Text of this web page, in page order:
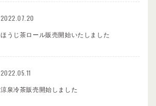
2022.07.20
ほうじ茶ロール販売開始いたしました
2022.05.11
涼泉冷茶販売開始しました